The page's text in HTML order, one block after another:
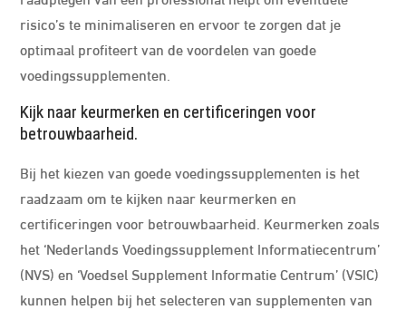
risico’s te minimaliseren en ervoor te zorgen dat je
optimaal profiteert van de voordelen van goede
voedingssupplementen.
Kijk naar keurmerken en certificeringen voor
betrouwbaarheid.
Bij het kiezen van goede voedingssupplementen is het
raadzaam om te kijken naar keurmerken en
certificeringen voor betrouwbaarheid. Keurmerken zoals
het ‘Nederlands Voedingssupplement Informatiecentrum’
(NVS) en ‘Voedsel Supplement Informatie Centrum’ (VSIC)
kunnen helpen bij het selecteren van supplementen van